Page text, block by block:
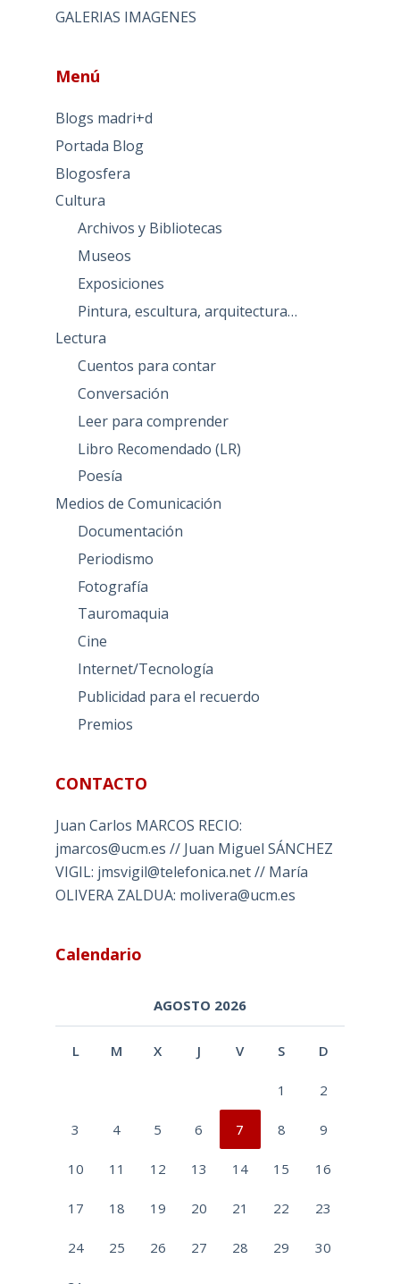
GALERIAS IMAGENES
Menú
Blogs madri+d
Portada Blog
Blogosfera
Cultura
Archivos y Bibliotecas
Museos
Exposiciones
Pintura, escultura, arquitectura…
Lectura
Cuentos para contar
Conversación
Leer para comprender
Libro Recomendado (LR)
Poesía
Medios de Comunicación
Documentación
Periodismo
Fotografía
Tauromaquia
Cine
Internet/Tecnología
Publicidad para el recuerdo
Premios
CONTACTO
Juan Carlos MARCOS RECIO:
jmarcos@ucm.es // Juan Miguel SÁNCHEZ
VIGIL: jmsvigil@telefonica.net // María
OLIVERA ZALDUA: molivera@ucm.es
Calendario
AGOSTO 2026
L M X J V S D
1 2
3 4 5 6 7 8 9
10 11 12 13 14 15 16
17 18 19 20 21 22 23
24 25 26 27 28 29 30